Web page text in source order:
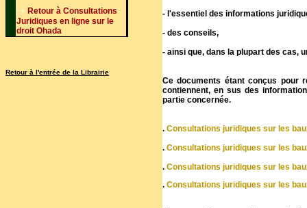
Retour à Consultations
Juridiques en ligne sur le
droit Ohada
Retour à l'entrée de la Librairie
- l'essentiel des informations
- des conseils,
- ainsi que, dans la plupart des cas,
Ce documents étant conçus pour
contiennent, en sus des
partie concernée.
. Consultations juridiques sur les
. Consultations juridiques sur les
. Consultations juridiques sur les
. Consultations juridiques sur les